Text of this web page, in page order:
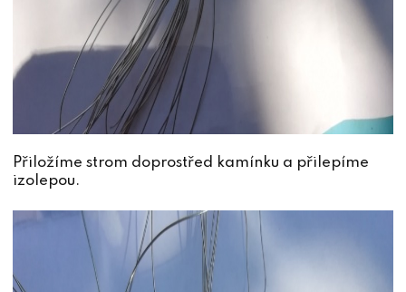
Přiložíme strom doprostřed kamínku a přilepíme
izolepou.